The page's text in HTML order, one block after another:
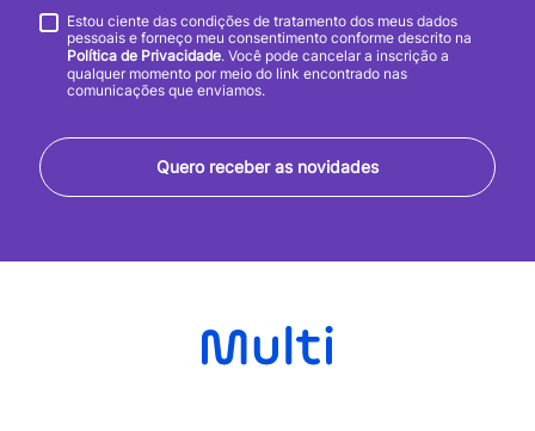
Quero receber as novidades
Estou ciente das condições de tratamento dos meus dados
pessoais e forneço meu consentimento conforme descrito na
Política de Privacidade. Você pode cancelar a inscrição a
qualquer momento por meio do link encontrado nas
comunicações que enviamos.